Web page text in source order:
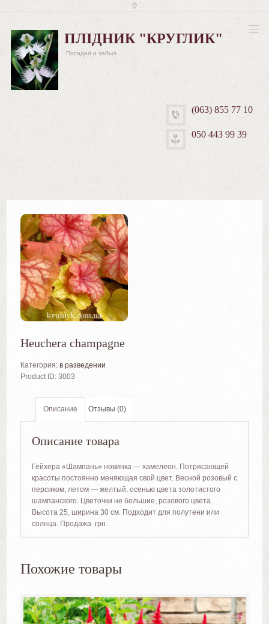
ПЛІДНИК "КРУГЛИК"
Посадил и забыл
(063) 855 77 10
050 443 99 39
Heuchera champagne
Категория: в разведении
Product ID: 3003
Описание Отзывы (0)
Описание товара
Гейхера «Шампань» новинка — хамелеон. Потрясающей
красоты постоянно меняющая свой цвет. Весной розовый с
персиком, летом — желтый, осенью цвета золотистого
шампанского. Цветочки не большие, розового цвета.
Высота 25, ширина 30 см. Подходит для полутени или
солнца. Продажа грн.
Похожие товары